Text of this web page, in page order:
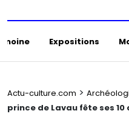
Expositions
Actu-culture.com >
prince de Lavau fête ses 10